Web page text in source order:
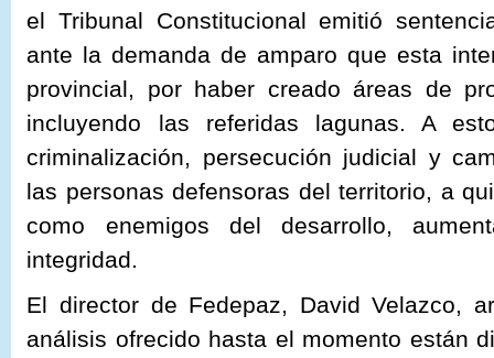
el Tribunal Constitucional emitió
ante la demanda de amparo que esta
provincial, por haber creado áreas de
incluyendo las referidas lagunas. A
criminalización, persecución judicial y
las personas defensoras del territorio, a
como enemigos del desarrollo,
integridad.
El director de Fedepaz, David Velazco,
análisis ofrecido hasta el momento están